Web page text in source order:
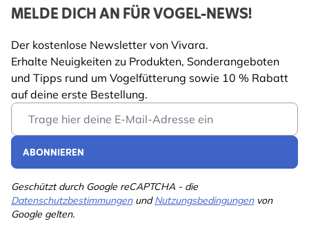
MELDE DICH AN FÜR VOGEL-NEWS!
Der kostenlose Newsletter von Vivara.
Erhalte Neuigkeiten zu Produkten, Sonderangeboten
und Tipps rund um Vogelfütterung sowie 10 % Rabatt
auf deine erste Bestellung.
Email Address
ABONNIEREN
Geschützt durch Google reCAPTCHA - die
DatenschutzbestimmungenundNutzungsbedingungenvon
Google gelten.